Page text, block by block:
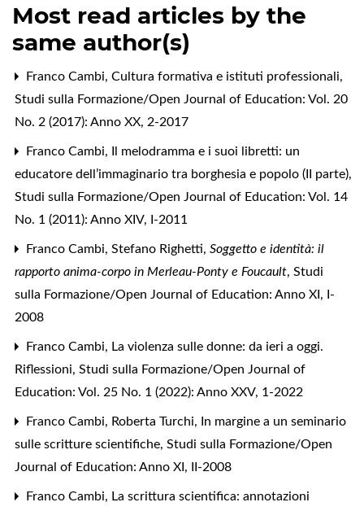
Most read articles by the
same author(s)
Franco Cambi, Cultura formativa e istituti professionali,
Studi sulla Formazione/Open Journal of Education: Vol. 20
No. 2 (2017): Anno XX, 2-2017
Franco Cambi,
Il melodramma e i suoi libretti: un
educatore dell’immaginario tra borghesia e popolo (II parte),
Studi sulla Formazione/Open Journal of Education: Vol. 14
No. 1 (2011): Anno XIV, I-2011
Franco Cambi, Stefano Righetti, Soggetto e identità: il
rapporto anima-corpo in Merleau-Ponty e Foucault, Studi
sulla Formazione/Open Journal of Education: Anno XI, I-
2008
Franco Cambi, La violenza sulle donne: da ieri a oggi.
Riflessioni, Studi sulla Formazione/Open Journal of
Education: Vol. 25 No. 1 (2022): Anno XXV, 1-2022
Franco Cambi, Roberta Turchi,
In margine a un seminario
sulle scritture scientifiche, Studi sulla Formazione/Open
Journal of Education: Anno XI, II-2008
Franco Cambi, La scrittura scientifica: annotazioni